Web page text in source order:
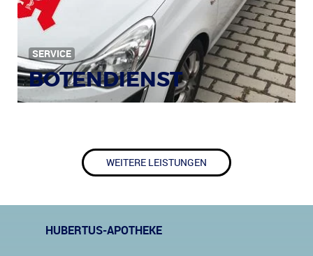
SERVICE
BOTENDIENST
WEITERE LEISTUNGEN
HUBERTUS-APOTHEKE